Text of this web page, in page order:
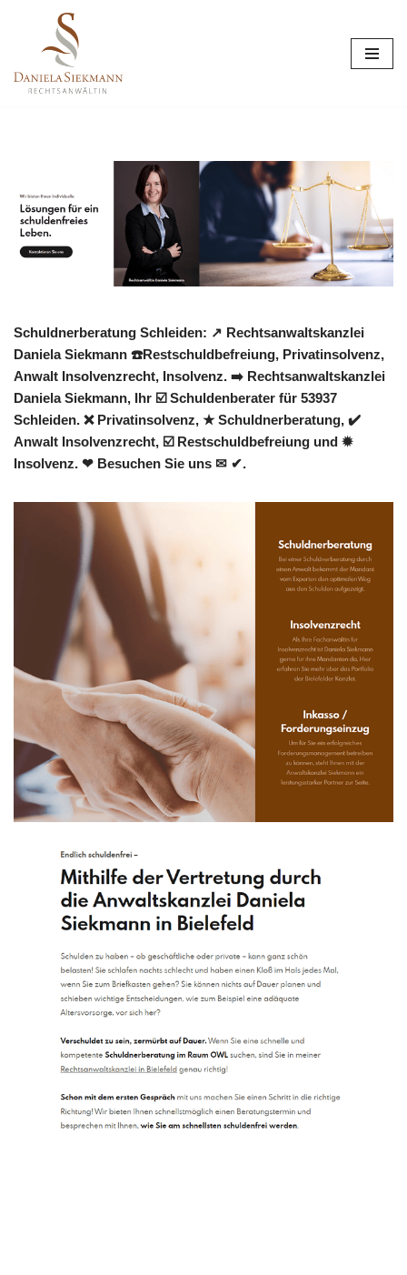
Inhalt
springen
Schuldnerberatung Schleiden: ↗️ Rechtsanwaltskanzlei
Daniela Siekmann ☎️Restschuldbefreiung, Privatinsolvenz,
Anwalt Insolvenzrecht, Insolvenz. ➡️ Rechtsanwaltskanzlei
Daniela Siekmann, Ihr ☑️ Schuldenberater für 53937
Schleiden. ❌ Privatinsolvenz, ★ Schuldnerberatung, ✔️
Anwalt Insolvenzrecht, ☑️ Restschuldbefreiung und ✹
Insolvenz. ❤ Besuchen Sie uns ✉ ✔.